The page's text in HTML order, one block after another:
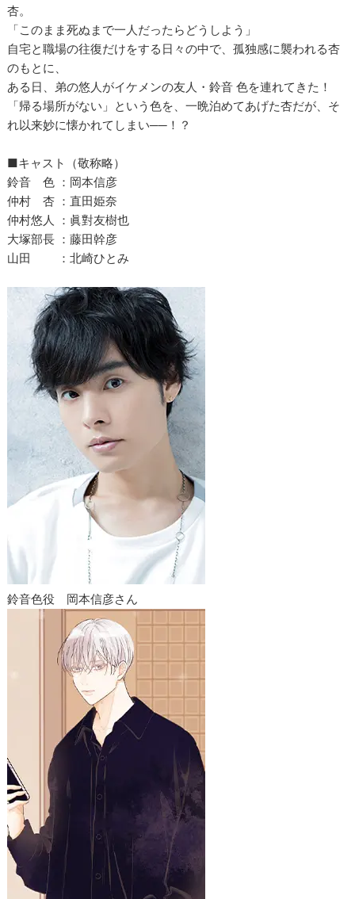
杏。
「このまま死ぬまで一人だったらどうしよう」
自宅と職場の往復だけをする日々の中で、孤独感に襲われる杏
のもとに、
ある日、弟の悠人がイケメンの友人・鈴音 色を連れてきた！
「帰る場所がない」という色を、一晩泊めてあげた杏だが、そ
れ以来妙に懐かれてしまい──！？
■キャスト（敬称略）
鈴音 色 ：岡本信彦
仲村 杏 ：直田姫奈
仲村悠人 ：眞對友樹也
大塚部長 ：藤田幹彦
山田 ：北崎ひとみ
鈴音色役 岡本信彦さん